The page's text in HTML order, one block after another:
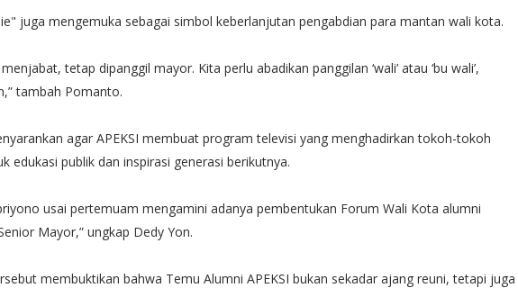
juga mengemuka sebagai simbol keberlanjutan pengabdian para mantan wali kota.
tetap dipanggil mayor. Kita perlu abadikan panggilan ‘wali’ atau ‘bu wali’,
tambah Pomanto.
agar APEKSI membuat program televisi yang menghadirkan tokoh-tokoh
edukasi publik dan inspirasi generasi berikutnya.
usai pertemuam mengamini adanya pembentukan Forum Wali Kota alumni
Mayor,” ungkap Dedy Yon.
membuktikan bahwa Temu Alumni APEKSI bukan sekadar ajang reuni, tetapi juga